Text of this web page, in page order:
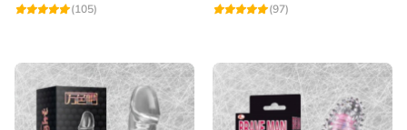
(105)
(97)